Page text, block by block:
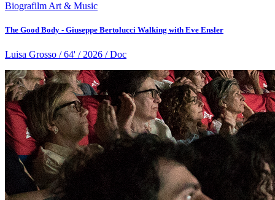
Biografilm Art & Music
The Good Body - Giuseppe Bertolucci Walking with Eve Ensler
Luisa Grosso / 64' / 2026 / Doc